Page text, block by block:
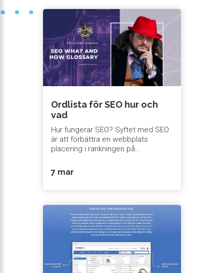
Ordlista för SEO hur och
vad
Hur fungerar SEO? Syftet med SEO
är att förbättra en webbplats
placering i rankningen på...
7 mar